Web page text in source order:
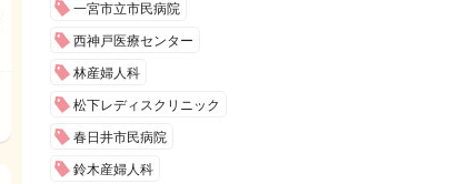
一宮市立市民病院
西神戸医療センター
林産婦人科
松下レディスクリニック
春日井市民病院
鈴木産婦人科